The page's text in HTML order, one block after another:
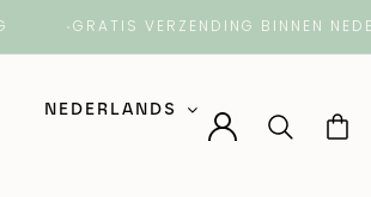
GRATIS VERZENDING BINNEN
NEDERLANDS